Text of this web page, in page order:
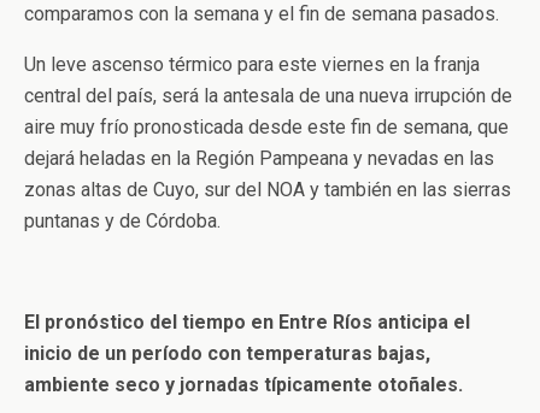
comparamos con la semana y el fin de semana pasados.
Un leve ascenso térmico para este viernes en la franja
central del país, será la antesala de una nueva irrupción de
aire muy frío pronosticada desde este fin de semana, que
dejará heladas en la Región Pampeana y nevadas en las
zonas altas de Cuyo, sur del NOA y también en las sierras
puntanas y de Córdoba.
El pronóstico del tiempo en Entre Ríos anticipa el
inicio de un período con temperaturas bajas,
ambiente seco y jornadas típicamente otoñales.